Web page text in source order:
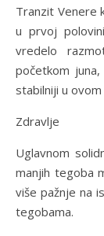
Tranzit Venere
u prvoj
vredelo
početkom
stabilniji u
Zdravlje
Uglavnom
manjih tegoba
više pažnje na
tegobama.